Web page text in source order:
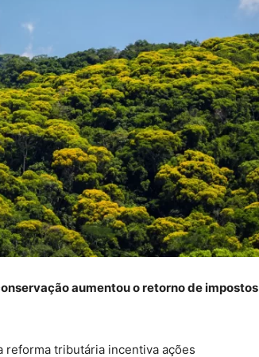
aumentou o retorno de impostos
reforma tributária incentiva ações